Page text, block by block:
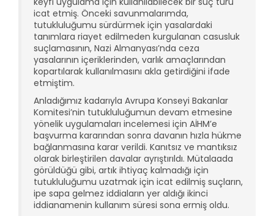
icat etmiş. Önceki savunmalarımda,
tutukluluğumu sürdürmek için yasalardaki
tanımlara riayet edilmeden kurgulanan casusluk
suçlamasının, Nazi Almanyası’nda ceza
yasalarının içeriklerinden, varlık amaçlarından
kopartılarak kullanılmasını akla getirdiğini ifade
etmiştim.
Anladığımız kadarıyla Avrupa Konseyi Bakanlar
Komitesi’nin tutukluluğumun devam etmesine
yönelik uygulamaları incelemesi için AİHM’e
başvurma kararından sonra davanın hızla hükme
bağlanmasına karar verildi. Kanıtsız ve mantıksız
olarak birleştirilen davalar ayrıştırıldı. Mütalaada
görüldüğü gibi, artık ihtiyaç kalmadığı için
tutukluluğumu uzatmak için icat edilmiş suçların,
ipe sapa gelmez iddiaların yer aldığı ikinci
iddianamenin kullanım süresi sona ermiş oldu.